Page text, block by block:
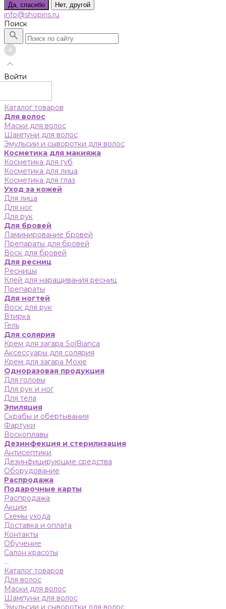
Да, спасибо Нет, другой
info@shopiris.ru
Поиск
Войти
Каталог товаров
Для волос
Маски для волос
Шампуни для волос
Эмульсии и сыворотки для волос
Косметика для макияжа
Косметика для губ
Косметика для лица
Косметика для глаз
Уход за кожей
Для лица
Для ног
Для рук
Для бровей
Ламинирование бровей
Препараты для бровей
Воск для бровей
Для ресниц
Ресницы
Клей для наращивания ресниц
Препараты
Для ногтей
Воск для рук
Втирка
Гель
Для солярия
Крем для загара SolBianca
Аксессуары для солярия
Крем для загара Moxie
Одноразовая продукция
Для головы
Для рук и ног
Для тела
Эпиляция
Скрабы и обертывания
Фартуки
Воскоплавы
Дезинфекция и стерилизация
Антисептики
Дезинфицирующие средства
Оборудование
Распродажа
Подарочные карты
Распродажа
Акции
Схемы ухода
Доставка и оплата
Контакты
Обучение
Салон красоты
...
Каталог товаров
Для волос
Маски для волос
Шампуни для волос
Эмульсии и сыворотки для волос